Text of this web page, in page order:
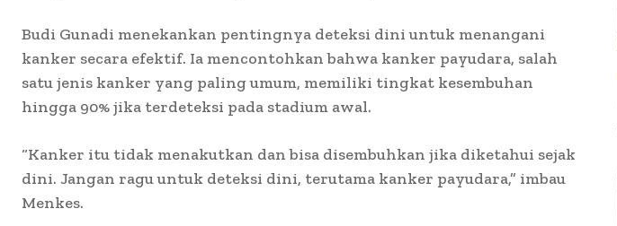
Budi Gunadi menekankan pentingnya deteksi dini untuk menangani
kanker secara efektif. Ia mencontohkan bahwa kanker payudara, salah
satu jenis kanker yang paling umum, memiliki tingkat kesembuhan
hingga 90% jika terdeteksi pada stadium awal.
“Kanker itu tidak menakutkan dan bisa disembuhkan jika diketahui sejak
dini. Jangan ragu untuk deteksi dini, terutama kanker payudara,” imbau
Menkes.